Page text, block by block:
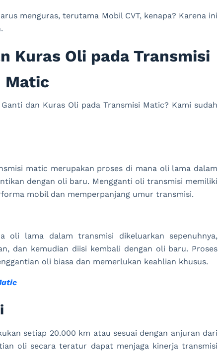
menguras, terutama Mobil CVT, kenapa? Karena ini
Kuras Oli pada Transmisi
Matic
dan Kuras Oli pada Transmisi Matic? Kami sudah
matic merupakan proses di mana oli lama dalam
dengan oli baru. Mengganti oli transmisi memiliki
mobil dan memperpanjang umur transmisi.
oli lama dalam transmisi dikeluarkan sepenuhnya,
dan kemudian diisi kembali dengan oli baru. Proses
oli biasa dan memerlukan keahlian khusus.
setiap 20.000 km atau sesuai dengan anjuran dari
oli secara teratur dapat menjaga kinerja transmisi